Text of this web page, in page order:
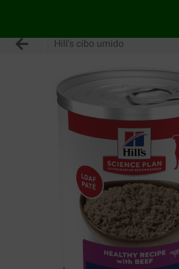
Hill's cibo umido